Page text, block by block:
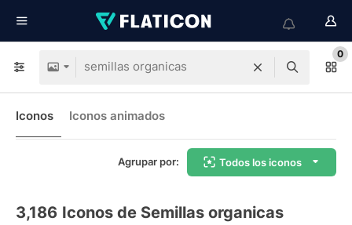
0
Iconos Iconos animados
Agrupar por: Todos los iconos
3,186 Iconos de Semillas organicas